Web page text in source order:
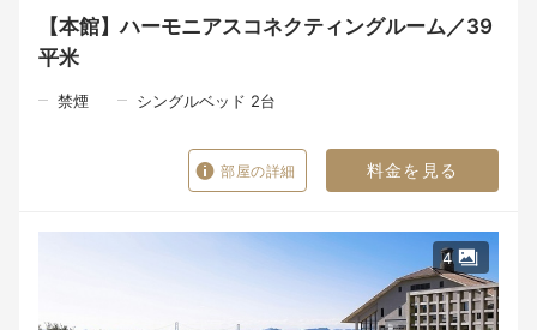
・夕食希望時間（17：30／19：00）をお知らせください。席数限
定の為、ご希望に添えない場合がございます。
・食物アレルギーがございましたら事前にお申し付けください。
【本館】ハーモニアスコネクティングルーム／39
平米
禁煙 シングルベッド 2台
部屋の詳細 料金を見る
4